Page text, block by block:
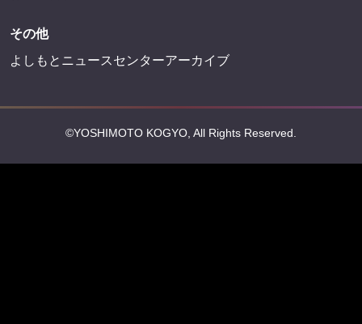
その他
よしもとニュースセンターアーカイブ
©YOSHIMOTO KOGYO, All Rights Reserved.